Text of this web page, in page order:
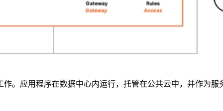
。应用程序在数据中心内运行，托管在公共云中，并作为服